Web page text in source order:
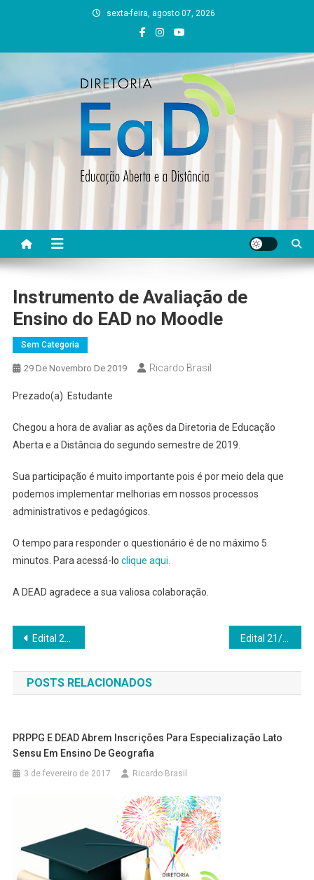
sexta-feira, agosto 07, 2026
DEAD UFVJM
Instrumento de Avaliação de
Ensino do EAD no Moodle
Sem Categoria
29 De Novembro De 2019 Ricardo Brasil
Prezado(a) Estudante
Chegou a hora de avaliar as ações da Diretoria de Educação
Aberta e a Distância do segundo semestre de 2019.
Sua participação é muito importante pois é por meio dela que
podemos implementar melhorias em nossos processos
administrativos e pedagógicos.
O tempo para responder o questionário é de no máximo 5
minutos. Para acessá-lo clique aqui.
A DEAD agradece a sua valiosa colaboração.
Navegação
de
Post
Edital 23/DEAD/2019 – Formação de Cadastro Reserva de bolsistas – Coordenador de Curso de Especialização “Ciência é 10
POSTS RELACIONADOS
PRPPG E DEAD Abrem Inscrições Para Especialização Lato
Sensu Em Ensino De Geografia
3 de fevereiro de 2017 Ricardo Brasil